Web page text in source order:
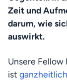
Zeit und
darum, wie
auswirkt.
Unsere Fellow
ist